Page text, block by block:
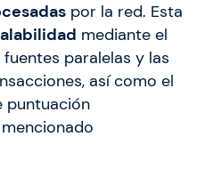
por la red. Esta
mediante el
paralelas y las
así como el
puntuación